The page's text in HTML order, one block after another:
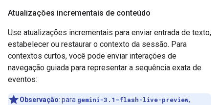
Atualizações incrementais de conteúdo
Use atualizações incrementais para enviar entrada de texto,
estabelecer ou restaurar o contexto da sessão. Para
contextos curtos, você pode enviar interações de
navegação guiada para representar a sequência exata de
eventos:
Observação: para gemini-3.1-flash-live-preview,